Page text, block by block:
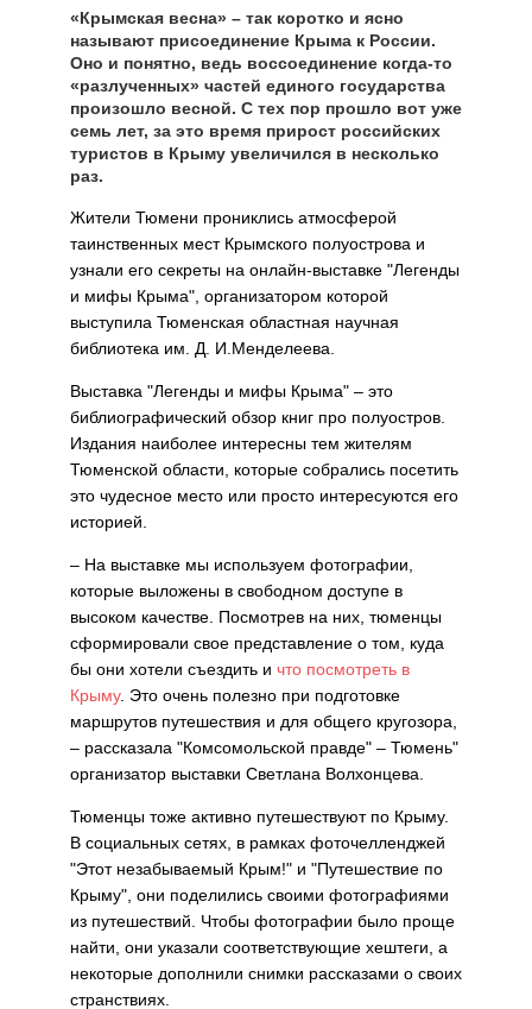
«Крымская весна» – так коротко и ясно
называют присоединение Крыма к России.
Оно и понятно, ведь воссоединение когда-то
«разлученных» частей единого государства
произошло весной. С тех пор прошло вот уже
семь лет, за это время прирост российских
туристов в Крыму увеличился в несколько
раз.
Жители Тюмени прониклись атмосферой
таинственных мест Крымского полуострова и
узнали его секреты на онлайн-выставке "Легенды
и мифы Крыма", организатором которой
выступила Тюменская областная научная
библиотека им. Д. И.Менделеева.
Выставка "Легенды и мифы Крыма" – это
библиографический обзор книг про полуостров.
Издания наиболее интересны тем жителям
Тюменской области, которые собрались посетить
это чудесное место или просто интересуются его
историей.
– На выставке мы используем фотографии,
которые выложены в свободном доступе в
высоком качестве. Посмотрев на них, тюменцы
сформировали свое представление о том, куда
бы они хотели съездить и что посмотреть в
Крыму. Это очень полезно при подготовке
маршрутов путешествия и для общего кругозора,
– рассказала "Комсомольской правде" – Тюмень"
организатор выставки Светлана Волхонцева.
Тюменцы тоже активно путешествуют по Крыму.
В социальных сетях, в рамках фоточелленджей
"Этот незабываемый Крым!" и "Путешествие по
Крыму", они поделились своими фотографиями
из путешествий. Чтобы фотографии было проще
найти, они указали соответствующие хештеги, а
некоторые дополнили снимки рассказами о своих
странствиях.